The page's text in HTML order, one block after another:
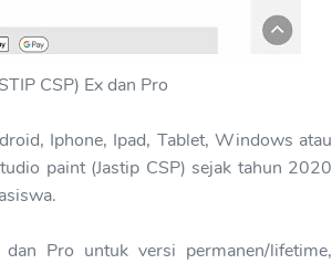
CSP) Ex dan Pro
Iphone, Ipad, Tablet, Windows atau
paint (Jastip CSP) sejak tahun 2020
Pro untuk versi permanen/lifetime,